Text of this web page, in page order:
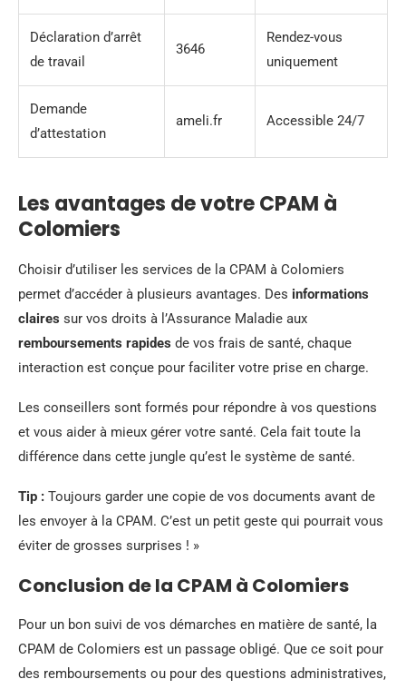
Déclaration d’arrêt
de travail
3646
Rendez-vous
uniquement
Demande
d’attestation
ameli.fr Accessible 24/7
Les avantages de votre CPAM à
Colomiers
Choisir d’utiliser les services de la CPAM à Colomiers
permet d’accéder à plusieurs avantages. Des informations
claires sur vos droits à l’Assurance Maladie aux
remboursements rapides de vos frais de santé, chaque
interaction est conçue pour faciliter votre prise en charge.
Les conseillers sont formés pour répondre à vos questions
et vous aider à mieux gérer votre santé. Cela fait toute la
différence dans cette jungle qu’est le système de santé.
Tip : Toujours garder une copie de vos documents avant de
les envoyer à la CPAM. C’est un petit geste qui pourrait vous
éviter de grosses surprises ! »
Conclusion de la CPAM à Colomiers
Pour un bon suivi de vos démarches en matière de santé, la
CPAM de Colomiers est un passage obligé. Que ce soit pour
des remboursements ou pour des questions administratives,